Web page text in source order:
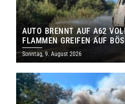
AUTO BRENNT AUF A62
FLAMMEN GREIFEN AUF
Sonntag, 9. August 2026